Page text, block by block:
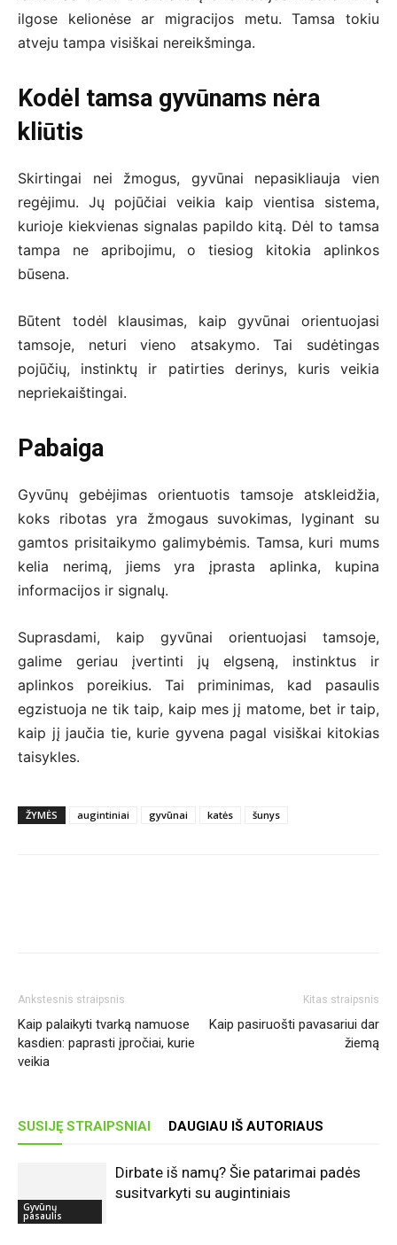
ilgose kelionėse ar migracijos metu. Tamsa tokiu
atveju tampa visiškai nereikšminga.
Kodėl tamsa gyvūnams nėra
kliūtis
Skirtingai nei žmogus, gyvūnai nepasikliauja vien
regėjimu. Jų pojūčiai veikia kaip vientisa sistema,
kurioje kiekvienas signalas papildo kitą. Dėl to tamsa
tampa ne apribojimu, o tiesiog kitokia aplinkos
būsena.
Būtent todėl klausimas, kaip gyvūnai orientuojasi
tamsoje, neturi vieno atsakymo. Tai sudėtingas
pojūčių, instinktų ir patirties derinys, kuris veikia
nepriekaištingai.
Pabaiga
Gyvūnų gebėjimas orientuotis tamsoje atskleidžia,
koks ribotas yra žmogaus suvokimas, lyginant su
gamtos prisitaikymo galimybėmis. Tamsa, kuri mums
kelia nerimą, jiems yra įprasta aplinka, kupina
informacijos ir signalų.
Suprasdami, kaip gyvūnai orientuojasi tamsoje,
galime geriau įvertinti jų elgseną, instinktus ir
aplinkos poreikius. Tai priminimas, kad pasaulis
egzistuoja ne tik taip, kaip mes jį matome, bet ir taip,
kaip jį jaučia tie, kurie gyvena pagal visiškai kitokias
taisykles.
ŽYMĖS augintiniai gyvūnai katės šunys
Ankstesnis straipsnis
Kaip palaikyti tvarką namuose
kasdien: paprasti įpročiai, kurie
veikia
Kitas straipsnis
Kaip pasiruošti pavasariui dar
žiemą
SUSIJĘ STRAIPSNIAI DAUGIAU IŠ AUTORIAUS
Gyvūnų
pasaulis
Dirbate iš namų? Šie patarimai padės
susitvarkyti su augintiniais